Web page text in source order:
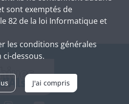
sont exemptés de
82 de la loi Informatique et
les conditions générales
ci-dessous.
J'ai compris